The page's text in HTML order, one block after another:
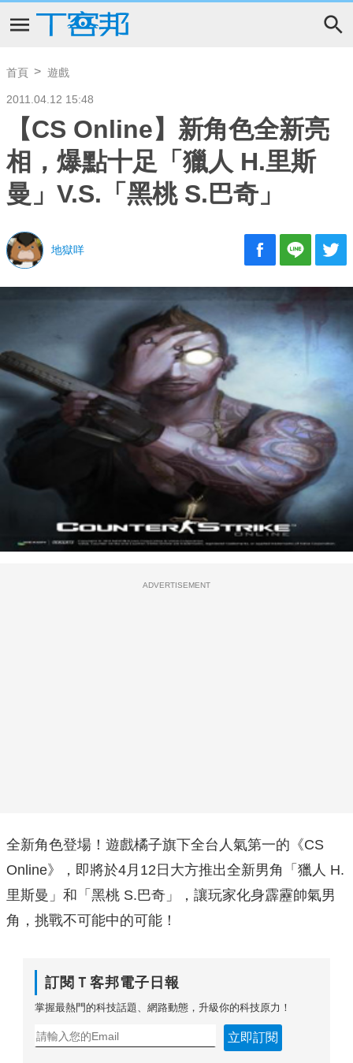
首頁 遊戲
2011.04.12 15:48
【CS Online】新角色全新亮
相，爆點十足「獵人 H.里斯
曼」V.S.「黑桃 S.巴奇」
地獄咩
ADVERTISEMENT
全新角色登場！遊戲橘子旗下全台人氣第一的《CS
Online》，即將於4月12日大方推出全新男角「獵人 H.
里斯曼」和「黑桃 S.巴奇」，讓玩家化身霹靂帥氣男
角，挑戰不可能中的可能！
訂閱Ｔ客邦電子日報
掌握最熱門的科技話題、網路動態，升級你的科技原力！
立即訂閱